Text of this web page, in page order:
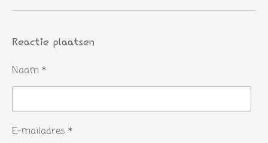
Reactie plaatsen
Naam *
E-mailadres *